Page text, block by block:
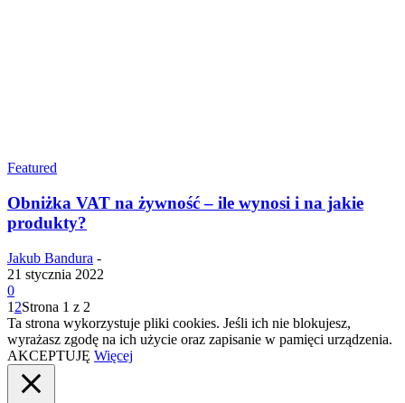
Featured
Obniżka VAT na żywność – ile wynosi i na jakie
produkty?
Jakub Bandura -
21 stycznia 2022
0
1 2Strona 1 z 2
Ta strona wykorzystuje pliki cookies. Jeśli ich nie blokujesz,
wyrażasz zgodę na ich użycie oraz zapisanie w pamięci urządzenia.
AKCEPTUJĘ Więcej